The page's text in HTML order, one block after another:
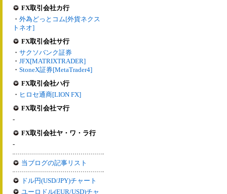
FX取引会社カ行
・ 外為どっとコム[外貨ネクス
トネオ]
FX取引会社サ行
・ サクソバンク証券
・ JFX[MATRIXTRADER]
・ StoneX証券[MetaTrader4]
FX取引会社ハ行
・ ヒロセ通商[LION FX]
FX取引会社マ行
-
FX取引会社ヤ・ワ・ラ行
-
当ブログの記事リスト
ドル円(USD/JPY)チャート
ユーロドル(EUR/USD)チャ